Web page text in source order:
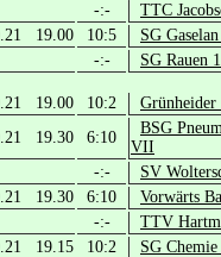
-:- TTC
19.00 10:5 SG
-:- SG Rauen
19.00 10:2
19.30 6:10
BSG
VII
-:- SV
19.30 6:10 Vorwärts
-:- TTV
19.15 10:2 SG